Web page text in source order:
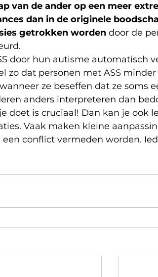
van de ander op een meer
dan in de originele
getrokken worden door de
door hun autisme automatisch
zo dat personen met ASS
ze beseffen dat ze soms
anders interpreteren dan
doet is cruciaal! Dan kan je ook
Vaak maken kleine
conflict vermeden worden.